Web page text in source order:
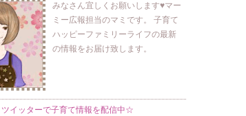
みなさん宜しくお願いします♥マー
ミー広報担当のマミです。 子育て
ハッピーファミリーライフの最新
の情報をお届け致します。
ツイッターで子育て情報を配信中☆